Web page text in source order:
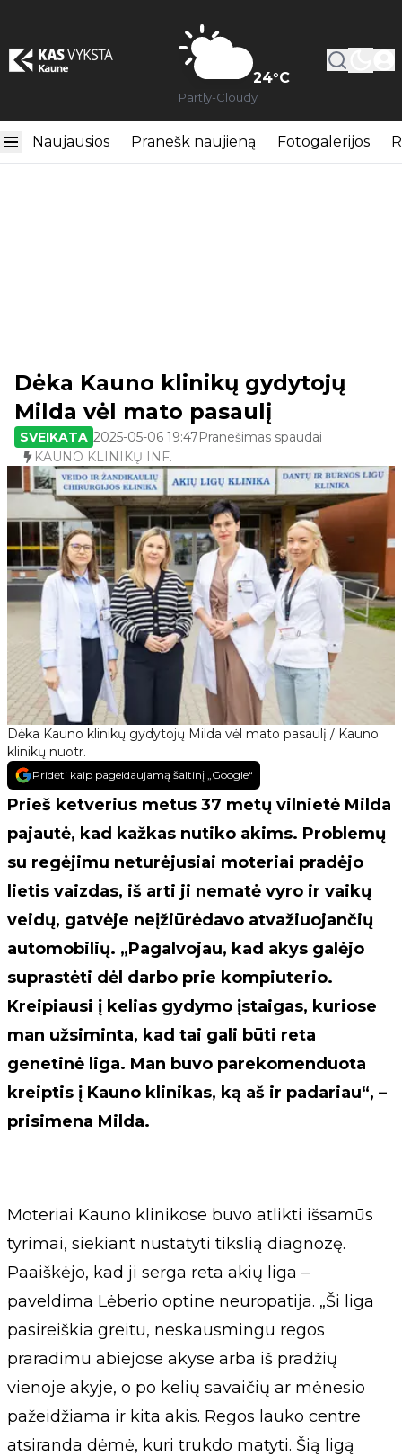
24°C
Partly-Cloudy
Naujausios Pranešk naujieną Fotogalerijos
Dėka Kauno klinikų gydytojų Milda vėl mato pasaulį / Kauno
klinikų nuotr.
Dėka Kauno klinikų gydytojų
Milda vėl mato pasaulį
SVEIKATA 2025-05-06 19:47Pranešimas spaudai
KAUNO KLINIKŲ INF.
Pridėti kaip pageidaujamą šaltinį „Google“
Prieš ketverius metus 37 metų vilnietė Milda
pajautė, kad kažkas nutiko akims. Problemų
su regėjimu neturėjusiai moteriai pradėjo
lietis vaizdas, iš arti ji nematė vyro ir vaikų
veidų, gatvėje neįžiūrėdavo atvažiuojančių
automobilių. „Pagalvojau, kad akys galėjo
suprastėti dėl darbo prie kompiuterio.
Kreipiausi į kelias gydymo įstaigas, kuriose
man užsiminta, kad tai gali būti reta
genetinė liga. Man buvo parekomenduota
kreiptis į Kauno klinikas, ką aš ir padariau“, –
prisimena Milda.
Moteriai Kauno klinikose buvo atlikti išsamūs
tyrimai, siekiant nustatyti tikslią diagnozę.
Paaiškėjo, kad ji serga reta akių liga –
paveldima Lėberio optine neuropatija. „Ši liga
pasireiškia greitu, neskausmingu regos
praradimu abiejose akyse arba iš pradžių
vienoje akyje, o po kelių savaičių ar mėnesio
pažeidžiama ir kita akis. Regos lauko centre
atsiranda dėmė, kuri trukdo matyti. Šią ligą